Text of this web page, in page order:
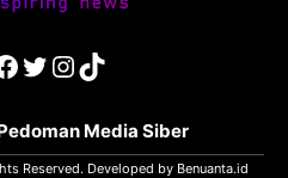
Twitter
Instagram
TikTok
Media Siber
Reserved. Developed by Benuanta.id